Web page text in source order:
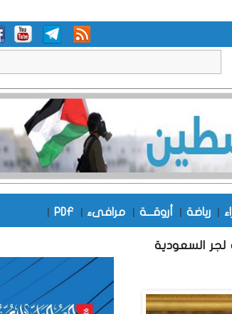
| رياضة | أروقـــة | مرافىء |
PDF
|
لجر السعودية